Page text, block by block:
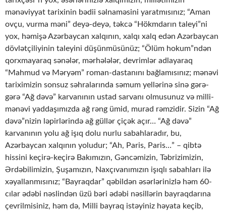
mənəviyyat tarixinin bədii səlnaməsini yaratmısınız; “Aman
ovçu, vurma məni” deyə-deyə, təkcə “Hökmdarın taleyi”ni
yox, həmişə Azərbaycan xalqının, xalqı xalq edən Azərbaycan
dövlətçiliyinin taleyini düşünmüsünüz; “Ölüm hokum”ndən
qorxmayaraq sənələr, mərhələlər, devrimlər adlayaraq
“Mahmud və Məryəm” roman-dastanını bağlamısınız; mənəvi
tariximizin sonsuz səhralarında səmum yellərinə sinə gərə-
gərə “Ağ dəvə” karvanının ustad sarvanı olmusunuz və milli-
mənəvi yaddaşımızda ağ rəng ümid, murad rəmzidir. Sizin “Ağ
dəvə”nizin ləpirlərində ağ güllər çiçək açır… “Ağ dəvə”
karvanının yolu ağ işıq dolu nurlu sabahlaradır, bu,
Azərbaycan xalqının yoludur; “Ah, Paris, Paris…” – qibtə
hissini keçirə-keçirə Bakımızın, Gəncəmizin, Təbrizimizin,
Ərdəbilimizin, Şuşamızın, Naxçıvanımızın işıqlı sabahları ilə
xəyallanmısınız; “Bayraqdar” qəbildən əsərlərinizlə həm 60-
cılar ədəbi nəslindən üzü bəri ədəbi nəsillərin bayraqdarına
çevrilmisiniz, həm də, Milli bayraq istəyiniz həyata keçib,